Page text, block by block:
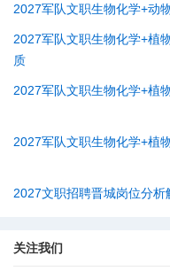
2027军队文职生物化学+动
2027军队文职生物化学+植
质
2027军队文职生物化学+植
2027军队文职生物化学+植
2027文职招聘晋城岗位分析
关注我们